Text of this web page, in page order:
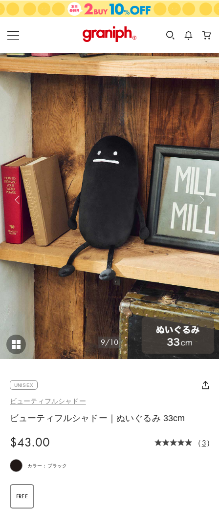
カテゴリーから探す
KIDS
カテゴリ
サイズ
9/10
UNISEX
ビューティフルシャドー
ビューティフルシャドー｜ぬいぐるみ 33cm
$‌43.00 （3）
カラー：ブラック
FREE